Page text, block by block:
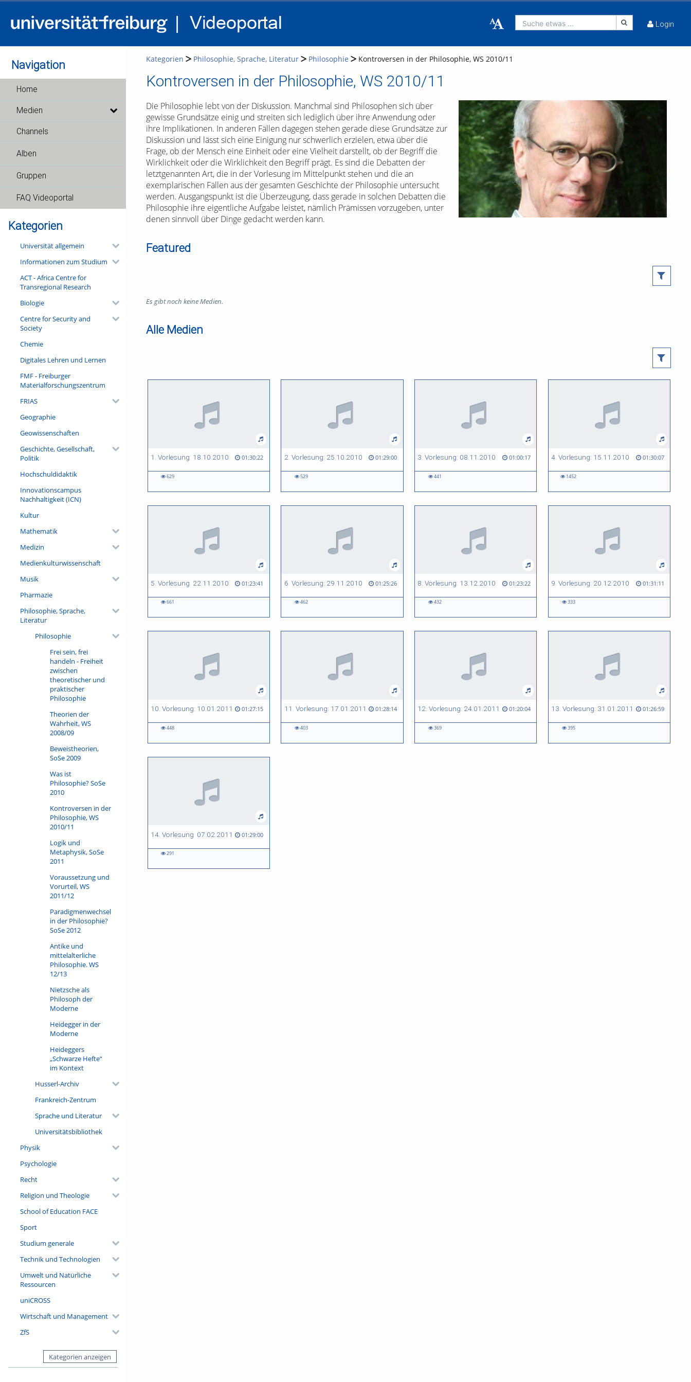
Suche etwas ... Login
Navigation
Home
Medien
Channels
Alben
Gruppen
FAQ Videoportal
Kategorien
Universität allgemein
Informationen zum Studium
ACT - Africa Centre for
Transregional Research
Biologie
Centre for Security and
Society
Chemie
Digitales Lehren und Lernen
FMF - Freiburger
Materialforschungszentrum
FRIAS
Geographie
Geowissenschaften
Geschichte, Gesellschaft,
Politik
Hochschuldidaktik
Innovationscampus
Nachhaltigkeit (ICN)
Kultur
Mathematik
Medizin
Medienkulturwissenschaft
Musik
Pharmazie
Philosophie, Sprache,
Literatur
Philosophie
Frei sein, frei
handeln - Freiheit
zwischen
theoretischer und
praktischer
Philosophie
Theorien der
Wahrheit, WS
2008/09
Beweistheorien,
SoSe 2009
Was ist
Philosophie? SoSe
2010
Kontroversen in der
Philosophie, WS
2010/11
Logik und
Metaphysik, SoSe
2011
Voraussetzung und
Vorurteil, WS
2011/12
Paradigmenwechsel
in der Philosophie?
SoSe 2012
Antike und
mittelalterliche
Philosophie. WS
12/13
Nietzsche als
Philosoph der
Moderne
Heidegger in der
Moderne
Heideggers
„Schwarze Hefte“
im Kontext
Husserl-Archiv
Frankreich-Zentrum
Sprache und Literatur
Universitätsbibliothek
Physik
Psychologie
Recht
Religion und Theologie
School of Education FACE
Sport
Studium generale
Technik und Technologien
Umwelt und Natürliche
Ressourcen
uniCROSS
Wirtschaft und Management
ZfS
Kategorien anzeigen
Kategorien Philosophie, Sprache, Literatur Philosophie Kontroversen in der Philosophie, WS 2010/11
Kontroversen in der Philosophie, WS 2010/11
Die Philosophie lebt von der Diskussion. Manchmal sind Philosophen sich über
gewisse Grundsätze einig und streiten sich lediglich über ihre Anwendung oder
ihre Implikationen. In anderen Fällen dagegen stehen gerade diese Grundsätze zur
Diskussion und lässt sich eine Einigung nur schwerlich erzielen, etwa über die
Frage, ob der Mensch eine Einheit oder eine Vielheit darstellt, ob der Begriff die
Wirklichkeit oder die Wirklichkeit den Begriff prägt. Es sind die Debatten der
letztgenannten Art, die in der Vorlesung im Mittelpunkt stehen und die an
exemplarischen Fällen aus der gesamten Geschichte der Philosophie untersucht
werden. Ausgangspunkt ist die Überzeugung, dass gerade in solchen Debatten die
Philosophie ihre eigentliche Aufgabe leistet, nämlich Prämissen vorzugeben, unter
denen sinnvoll über Dinge gedacht werden kann.
Featured
Es gibt noch keine Medien.
Alle Medien
1. Vorlesung: 18.10.2010 01:30:22
01:30:22 duration
629
2. Vorlesung: 25.10.2010 01:29:00
01:29:00 duration
529
3. Vorlesung: 08.11.2010 01:00:17
01:00:17 duration
441
4. Vorlesung: 15.11.2010 01:30:07
01:30:07 duration
1452
5. Vorlesung: 22.11.2010 01:23:41
01:23:41 duration
661
6. Vorlesung: 29.11.2010 01:25:26
01:25:26 duration
462
8. Vorlesung: 13.12.2010 01:23:22
01:23:22 duration
432
9. Vorlesung: 20.12.2010 01:31:11
01:31:11 duration
333
10. Vorlesung: 10.01.2011 01:27:15
01:27:15 duration
448
11. Vorlesung: 17.01.2011 01:28:14
01:28:14 duration
403
12. Vorlesung: 24.01.2011 01:20:04
01:20:04 duration
369
13. Vorlesung: 31.01.2011 01:26:59
01:26:59 duration
395
14. Vorlesung: 07.02.2011 01:29:00
01:29:00 duration
291